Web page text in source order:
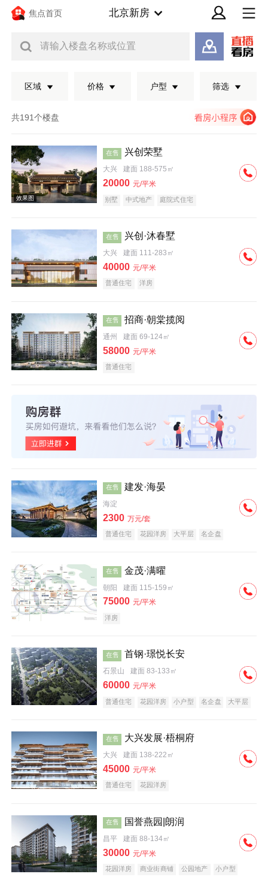
焦点首页 北京新房
请输入楼盘名称或位置
区域 价格 户型 筛选
共191个楼盘
效果图
在售 兴创荣墅
大兴 建面 188-575㎡
20000 元/平米
别墅 中式地产 庭院式住宅
在售 兴创·沐春墅
大兴 建面 111-283㎡
40000 元/平米
普通住宅 洋房
在售 招商·朝棠揽阅
通州 建面 69-124㎡
58000 元/平米
普通住宅
在售 建发·海晏
海淀
2300 万元/套
普通住宅 花园洋房 大平层
名企盘
在售 金茂·满曜
朝阳 建面 115-159㎡
75000 元/平米
洋房
在售 首钢·璟悦长安
石景山 建面 83-133㎡
60000 元/平米
普通住宅 花园洋房 小户型 名企盘 大平层
在售 大兴发展·梧桐府
大兴 建面 138-222㎡
45000 元/平米
普通住宅 花园洋房
在售 国誉燕园|朗润
昌平 建面 88-134㎡
30000 元/平米
花园洋房 商业街商铺 公园地产
小户型